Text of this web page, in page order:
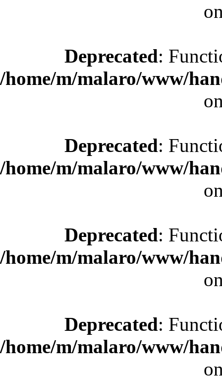
Deprecated:
/home/m/malaro/www/
Deprecated:
/home/m/malaro/www/
Deprecated:
/home/m/malaro/www/
Deprecated:
/home/m/malaro/www/